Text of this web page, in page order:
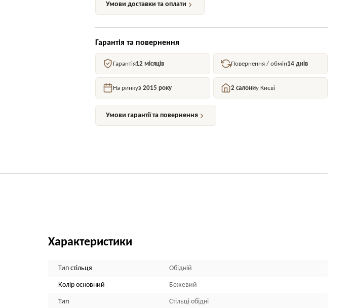
Умови доставки та оплати
Гарантія та повернення
Гарантія12 місяців Повернення / обмін14 днів
На ринкуз 2015 року 2 салониу Києві
Умови гарантії та повернення
Характеристики
Тип стільця Обідній
Колір основний Бежевий
Тип Стільці обідні